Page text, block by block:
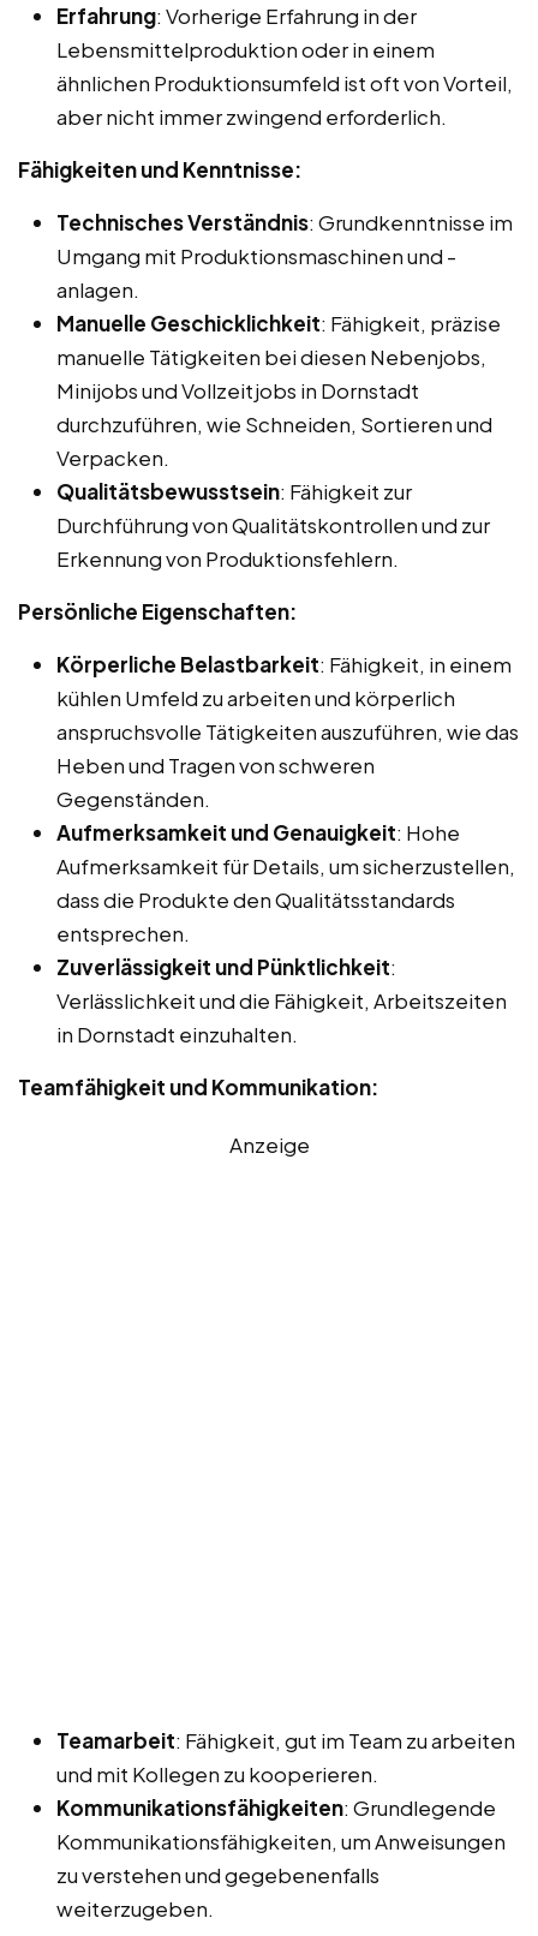
Erfahrung: Vorherige Erfahrung in der
Lebensmittelproduktion oder in einem
ähnlichen Produktionsumfeld ist oft von Vorteil,
aber nicht immer zwingend erforderlich.
Fähigkeiten und Kenntnisse:
Technisches Verständnis: Grundkenntnisse im
Umgang mit Produktionsmaschinen und -
anlagen.
Manuelle Geschicklichkeit: Fähigkeit, präzise
manuelle Tätigkeiten bei diesen Nebenjobs,
Minijobs und Vollzeitjobs in Dornstadt
durchzuführen, wie Schneiden, Sortieren und
Verpacken.
Qualitätsbewusstsein: Fähigkeit zur
Durchführung von Qualitätskontrollen und zur
Erkennung von Produktionsfehlern.
Persönliche Eigenschaften:
Körperliche Belastbarkeit: Fähigkeit, in einem
kühlen Umfeld zu arbeiten und körperlich
anspruchsvolle Tätigkeiten auszuführen, wie das
Heben und Tragen von schweren
Gegenständen.
Aufmerksamkeit und Genauigkeit: Hohe
Aufmerksamkeit für Details, um sicherzustellen,
dass die Produkte den Qualitätsstandards
entsprechen.
Zuverlässigkeit und Pünktlichkeit:
Verlässlichkeit und die Fähigkeit, Arbeitszeiten
in Dornstadt einzuhalten.
Teamfähigkeit und Kommunikation:
Anzeige
Teamarbeit: Fähigkeit, gut im Team zu arbeiten
und mit Kollegen zu kooperieren.
Kommunikationsfähigkeiten: Grundlegende
Kommunikationsfähigkeiten, um Anweisungen
zu verstehen und gegebenenfalls
weiterzugeben.